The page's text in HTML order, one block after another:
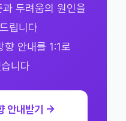
두려움의 원인을
립니다
향 안내를 1:1로
니다
안내받기 →